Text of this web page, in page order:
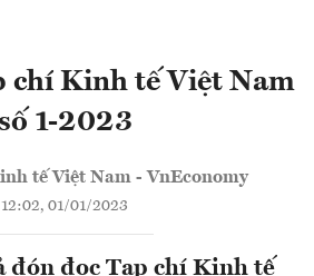
chí Kinh tế Việt Nam
1-2023
tế Việt Nam - VnEconomy
12:02, 01/01/2023
đón đọc Tạp chí Kinh tế